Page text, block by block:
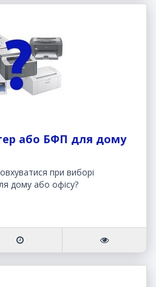
або БФП для дому
при виборі
дому або офісу?